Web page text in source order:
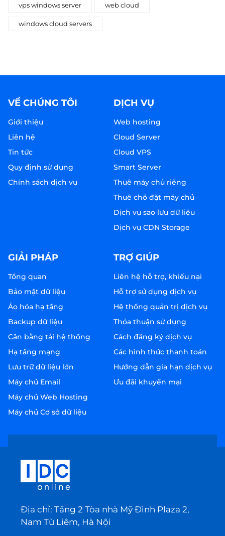
vps windows server web cloud
windows cloud servers
VỀ CHÚNG TÔI
Giới thiệu
Liên hệ
Tin tức
Quy định sử dụng
Chính sách dịch vụ
DỊCH VỤ
Web hosting
Cloud Server
Cloud VPS
Smart Server
Thuê máy chủ riêng
Thuê chỗ đặt máy chủ
Dịch vụ sao lưu dữ liệu
Dịch vụ CDN Storage
GIẢI PHÁP
Tổng quan
Bảo mật dữ liệu
Ảo hóa hạ tầng
Backup dữ liệu
Cân bằng tải hệ thống
Hạ tầng mạng
Lưu trữ dữ liệu lớn
Máy chủ Email
Máy chủ Web Hosting
Máy chủ Cơ sở dữ liệu
TRỢ GIÚP
Liên hệ hỗ trợ, khiếu nại
Hỗ trợ sử dụng dịch vụ
Hệ thống quản trị dịch vụ
Thỏa thuận sử dụng
Cách đăng ký dịch vụ
Các hình thức thanh toán
Hướng dẫn gia hạn dịch vụ
Ưu đãi khuyến mại
Địa chỉ: Tầng 2 Tòa nhà Mỹ Đình Plaza 2,
Nam Từ Liêm, Hà Nội